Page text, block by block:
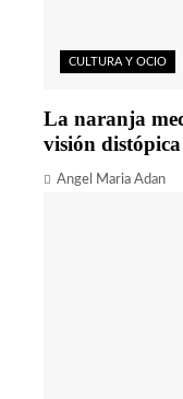
CULTURA Y OCIO
La naranja
visión distópica
Angel Maria Adan